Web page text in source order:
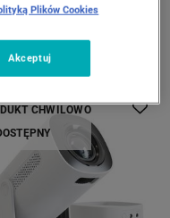
CHWILOWO
Plików Cookies
Akceptuj